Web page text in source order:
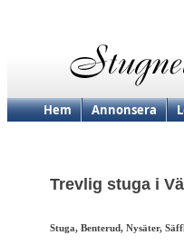
Hem Annonsera
Trevlig stuga i
Stuga, Benterud, Nysäter,